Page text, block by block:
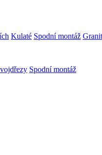
Kulaté Spodní montáž
Spodní montáž